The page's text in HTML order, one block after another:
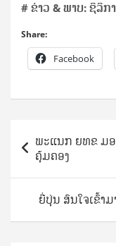
# ຂ່າວ & ພາບ: ຊິ​ລິ​ກ
Share:
Facebook
navigation
ພະແນກ ຍທຂ ມອ
ຄຸ້ມຄອງ
ຍີ່ປຸ່ນ ສົນໃຈເຂົ້າ